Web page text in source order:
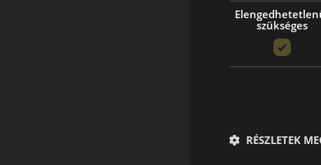
szükséges
RÉSZLETEK